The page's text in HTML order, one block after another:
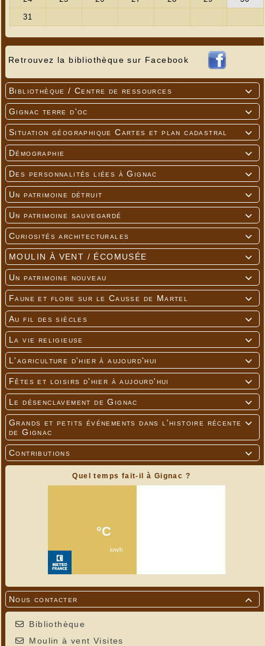
Retrouvez la bibliothèque sur Facebook

Bibliothèque / Centre de ressources

Gignac terre d'oc

Situation géographique Cartes et plan cadastral

Démographie

Des personnalités liées à Gignac

Un patrimoine détruit

Un patrimoine sauvegardé

Curiosités architecturales

MOULIN À VENT / ÉCOMUSÉE

Un patrimoine nouveau

Faune et flore sur le Causse de Martel

Au fil des siècles

La vie religieuse

L'agriculture d'hier à aujourd'hui

Fêtes et loisirs d'hier à aujourd'hui

Le désenclavement de Gignac

Grands et petits événements dans l'histoire récente
de Gignac

Contributions
Quel temps fait-il à Gignac ?

Nous contacter
Bibliothèque
Moulin à vent Visites